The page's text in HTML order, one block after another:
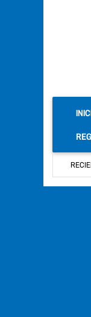
primer discurso de De la